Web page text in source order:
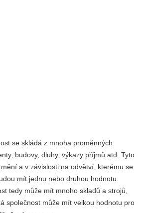
se skládá z mnoha proměnných.
budovy, dluhy, výkazy příjmů atd. Tyto
a v závislosti na odvětví, kterému se
mít jednu nebo druhou hodnotu.
tedy může mít mnoho skladů a strojů,
společnost může mít velkou hodnotu pro